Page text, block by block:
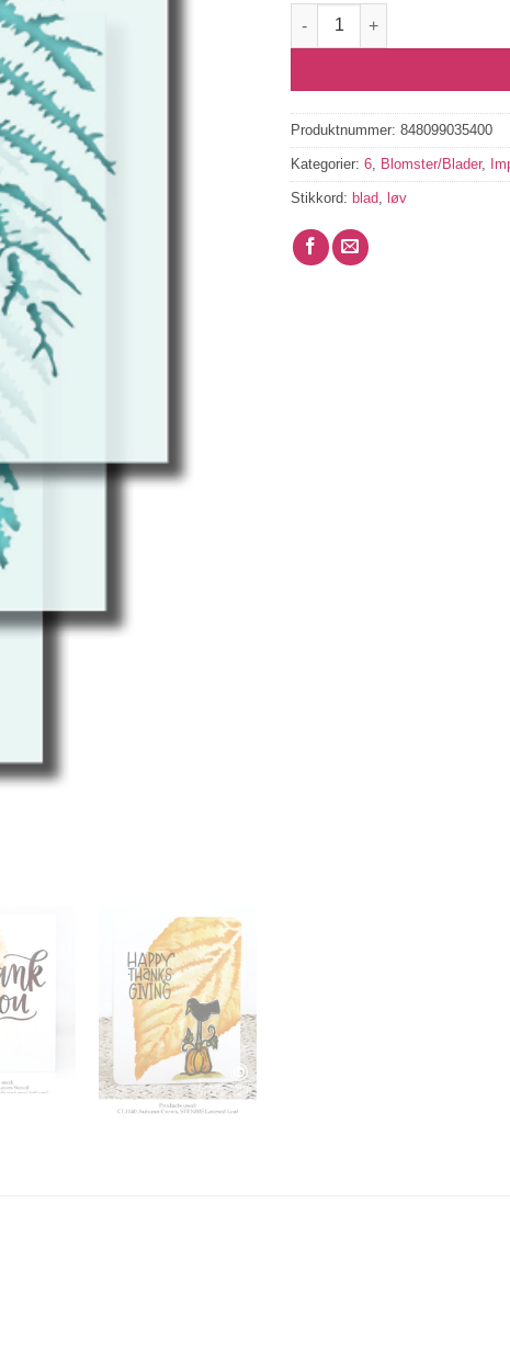
Layered Leaf stencil
Produktnummer: 848099035400
Kategorier: 6, Blomster/Blader,
Stikkord: blad, løv